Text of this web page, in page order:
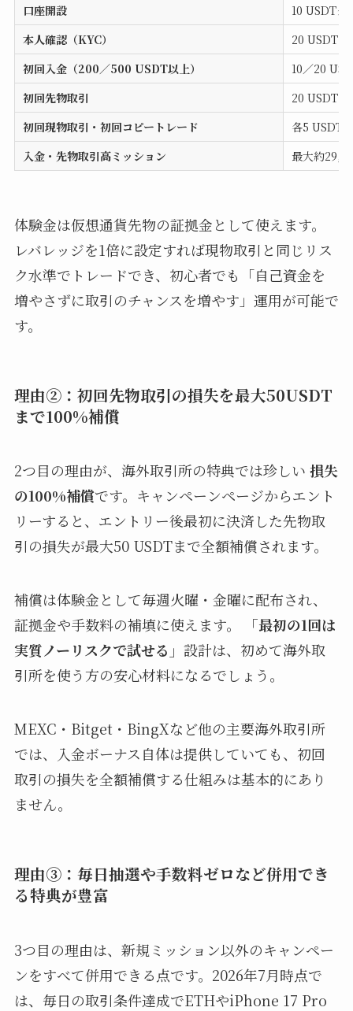
口座開設
10 USDTク
本人確認（KYC）
20 USDTク
初回入金（200／500 USDT以上）
10／20
初回先物取引
20 USDTク
初回現物取引・初回コピートレード
各5 USDT
入金・先物取引高ミッション
最大約
体験金は仮想通貨先物の証拠金として使えます。
レバレッジを1倍に設定すれば現物取引と同じリス
ク水準でトレードでき、初心者でも「自己資金を
増やさずに取引のチャンスを増やす」運用が可能で
す。
理由②：初回先物取引の損失を最大50USDT
まで100%補償
2つ目の理由が、海外取引所の特典では珍しい 損失
の100%補償です。キャンペーンページからエント
リーすると、エントリー後最初に決済した先物取
引の損失が最大50 USDTまで全額補償されます。
補償は体験金として毎週火曜・金曜に配布され、
証拠金や手数料の補填に使えます。
「最初の1回は
実質ノーリスクで試せる」 設計は、初めて海外取
引所を使う方の安心材料になるでしょう。
MEXC・Bitget・BingXなど他の主要海外取引所
では、入金ボーナス自体は提供していても、初回
取引の損失を全額補償する仕組みは基本的にあり
ません。
理由③：毎日抽選や手数料ゼロなど併用でき
る特典が豊富
3つ目の理由は、新規ミッション以外のキャンペー
ンをすべて併用できる点です。2026年7月時点で
は、毎日の取引条件達成でETHやiPhone 17 Pro